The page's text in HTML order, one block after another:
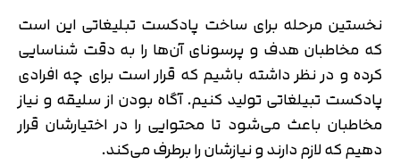
نخستین مرحله برای ساخت پادکست تبلیغاتی این است
که مخاطبان هدف و پرسونای آن‌ها را به دقت شناسایی
کرده و در نظر داشته باشیم که قرار است برای چه افرادی
پادکست تبیلغاتی تولید کنیم. آگاه بودن از سلیقه و نیاز
مخاطبان باعث می‌شود تا محتوایی را در اختیارشان قرار
دهیم که لازم دارند و نیازشان را برطرف می‌کند.